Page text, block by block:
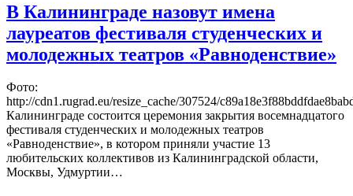
В Калининграде назовут имена
лауреатов фестиваля студенческих и
молодежных театров «Равноденствие»
Фото:
http://cdn1.rugrad.eu/resize_cache/307524/
Калининграде состоится церемония закрытия восемнадцатого
фестиваля студенческих и молодежных театров
«Равноденствие», в котором приняли участие 13
любительских коллективов из Калининградской области,
Москвы, Удмуртии…